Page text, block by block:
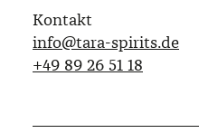
Kontakt
info@tara-spirits.de
‭+49 89 26 51 18‬